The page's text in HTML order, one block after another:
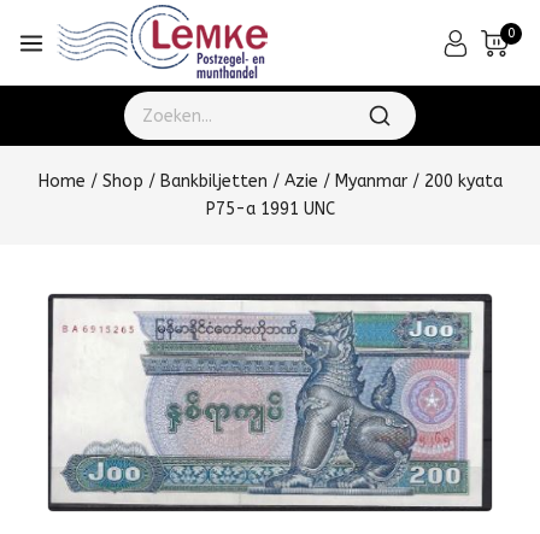
0
Home / Shop / Bankbiljetten / Azie / Myanmar / 200 kyata
P75-a 1991 UNC